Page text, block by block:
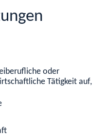
oder
Tätigkeit auf,